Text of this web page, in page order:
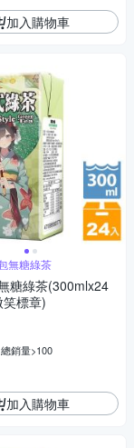
加入購物車
無糖綠茶
糖綠茶(300mlx24
標章)
總銷量>100
加入購物車